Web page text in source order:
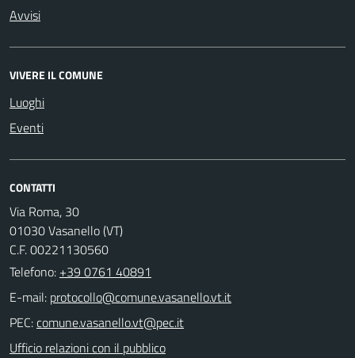
Avvisi
VIVERE IL COMUNE
Luoghi
Eventi
CONTATTI
Via Roma, 30
01030 Vasanello (VT)
C.F. 00221130560
Telefono: +39 0761 40891
E-mail:
PEC:
Ufficio relazioni con il pubblico